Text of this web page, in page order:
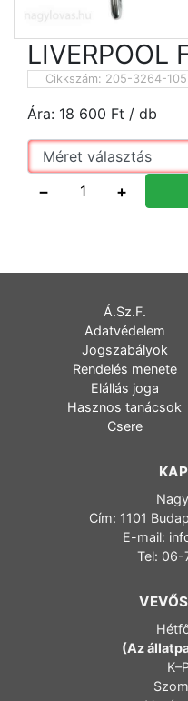
LIVERPOOL
Cikkszám: 205-3264-105
Ára: 18 600 Ft / db
− +
Á.Sz.F.
Adatvédelem
Jogszabályok
Rendelés menete
Elállás joga
Hasznos tanácsok
Csere
Cím: 1101
E-mail:
Tel:
(Az